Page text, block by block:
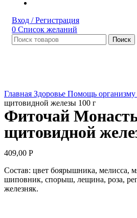
Вход / Регистрация
0 Список желаний
Поиск
Главная Здоровье Помощь организму
щитовидной железы 100 г
Фиточай
щитовидной
409,00 Р
Состав: цвет боярышника, мелисса,
шиповник, спорыш, лещина, роза,
железняк.